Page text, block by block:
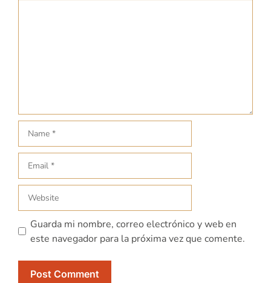
Guarda mi nombre, correo electrónico y web en
este navegador para la próxima vez que comente.